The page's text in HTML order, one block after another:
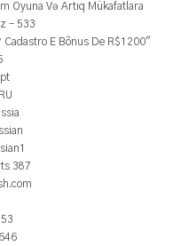
Oyuna Və Artıq Mükafatlara
– 533
Cadastro E Bônus De R$1200"
387